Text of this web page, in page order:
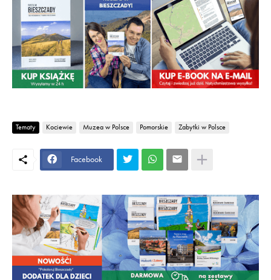
Tematy Kociewie Muzea w Polsce Pomorskie Zabytki w Polsce
Facebook